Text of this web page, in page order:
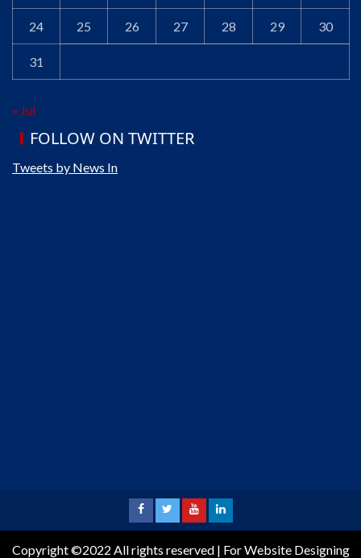
24 25 26 27 28 29 30
31
« Jul
FOLLOW ON TWITTER
Tweets by News In
Copyright ©2022 All rights reserved | For Website Designing